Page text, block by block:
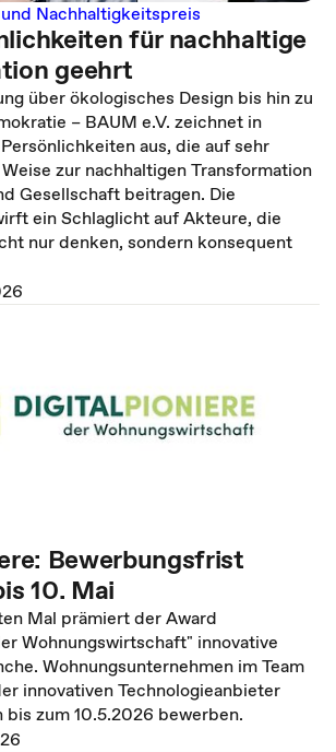
Nachhaltigkeitspreis
für nachhaltige
geehrt
über ökologisches Design bis hin zu
– BAUM e.V. zeichnet in
aus, die auf sehr
zur nachhaltigen Transformation
Gesellschaft beitragen. Die
ein Schlaglicht auf Akteure, die
nur denken, sondern konsequent
Bewerbungsfrist
10. Mai
Mal prämiert der Award
Wohnungswirtschaft" innovative
Wohnungsunternehmen im Team
innovativen Technologieanbieter
bis zum 10.5.2026 bewerben.